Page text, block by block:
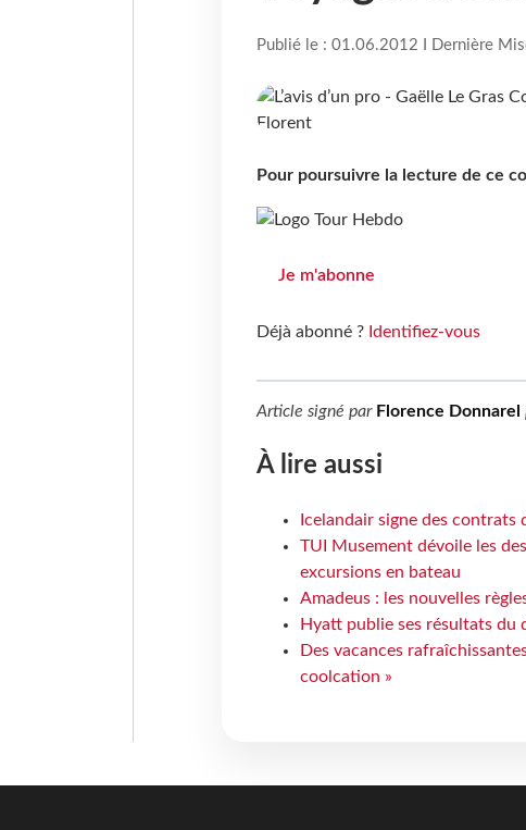
Publié le : 01.06.2012 I Dernière
Pour poursuivre la lecture de ce
Je m'abonne
Déjà abonné ? Identifiez-vous
Article signé par Florence Donnarel
À lire aussi
Icelandair signe des
TUI Musement dévoile les
excursions en bateau
Amadeus : les nouvelles
Hyatt publie ses résultats du
Des vacances
coolcation »